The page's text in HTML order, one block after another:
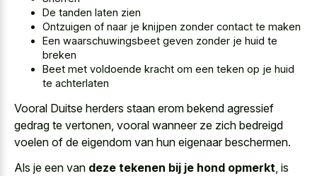
De tanden laten zien
Ontzuigen of naar je knijpen zonder contact te maken
Een waarschuwingsbeet geven zonder je huid te
breken
Beet met voldoende kracht om een teken op je huid
te achterlaten
Vooral Duitse herders staan erom bekend agressief
gedrag te vertonen, vooral wanneer ze zich bedreigd
voelen of de eigendom van hun eigenaar beschermen.
Als je een van deze tekenen bij je hond opmerkt, is